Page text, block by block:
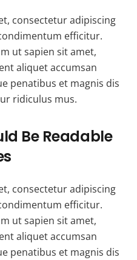
consectetur adipiscing
efficitur.
ut sapien sit amet,
aliquet accumsan
penatibus et magnis dis
ridiculus mus.
Be Readable
consectetur adipiscing
efficitur.
ut sapien sit amet,
aliquet accumsan
penatibus et magnis dis